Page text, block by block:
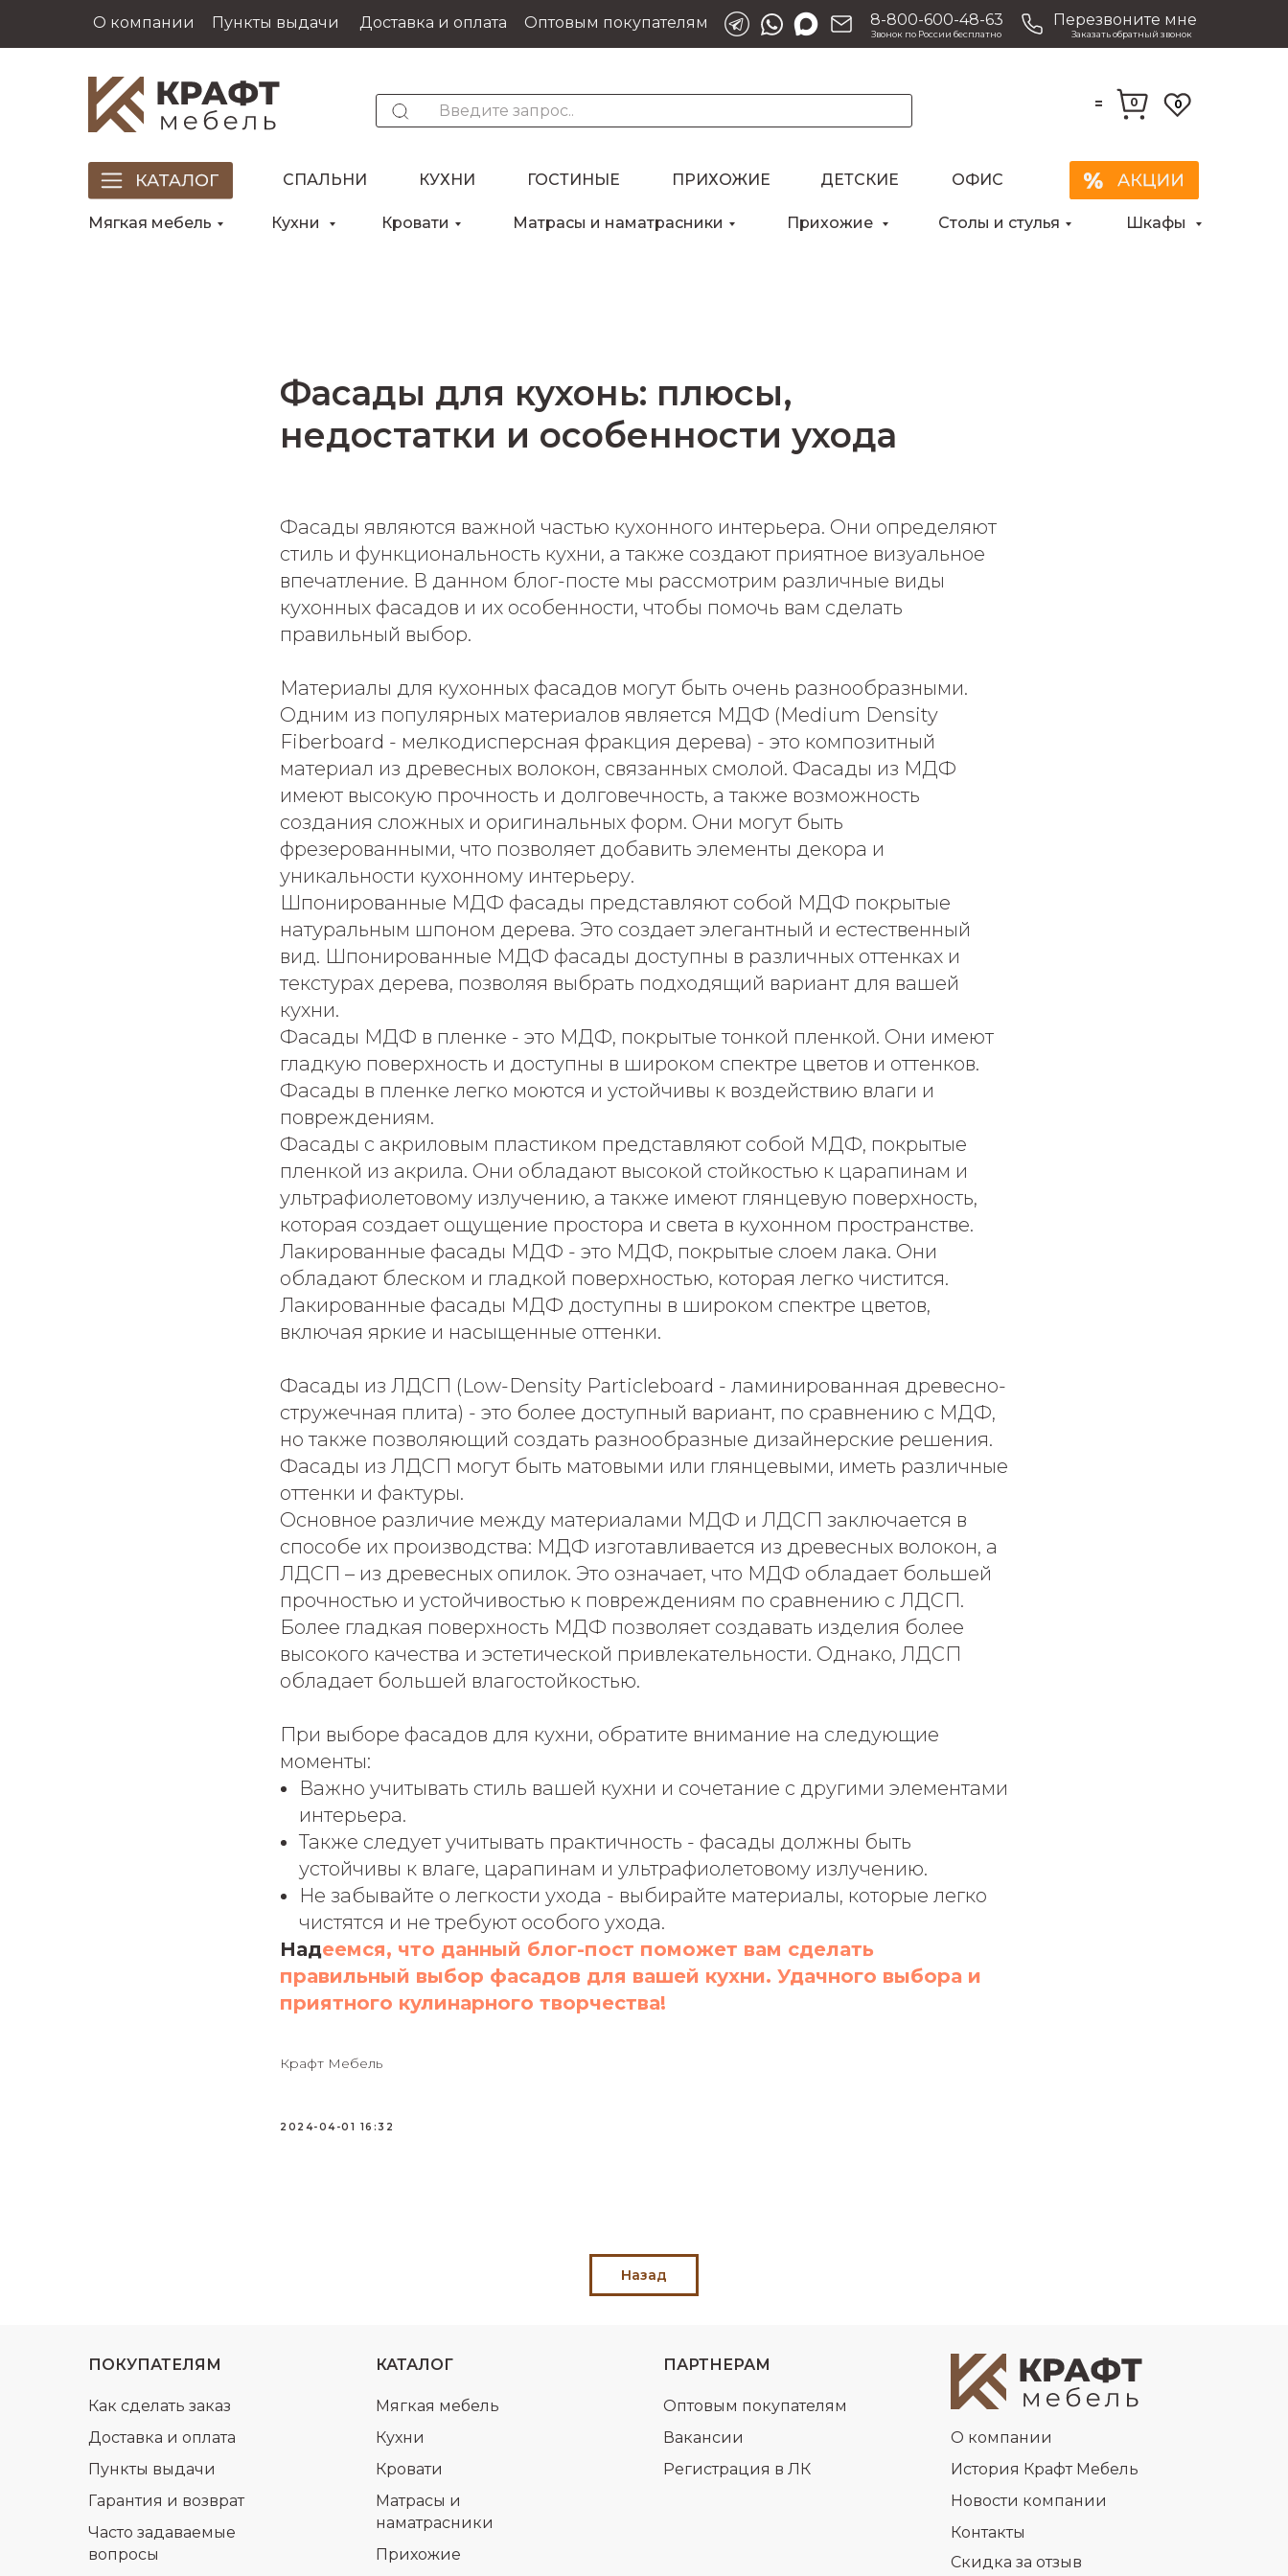
О компании Доставка и оплата Оптовым покупателям
Пункты выдачи 8-800-600-48-63
Звонок по России бесплатно
Перезвоните мне
Заказать обратный звонок
= 0 0
ДЕТСКИЕ
СПАЛЬНИ КУХНИ ГОСТИНЫЕ ПРИХОЖИЕ ОФИС
Кровати
Кухни
Мягкая мебель Прихожие Столы и стулья Шкафы
Матрасы и наматрасники
Фасады для кухонь: плюсы,
недостатки и особенности ухода
Фасады являются важной частью кухонного интерьера. Они определяют
стиль и функциональность кухни, а также создают приятное визуальное
впечатление. В данном блог-посте мы рассмотрим различные виды
кухонных фасадов и их особенности, чтобы помочь вам сделать
правильный выбор.
Материалы для кухонных фасадов могут быть очень разнообразными.
Одним из популярных материалов является МДФ (Medium Density
Fiberboard - мелкодисперсная фракция дерева) - это композитный
материал из древесных волокон, связанных смолой. Фасады из МДФ
имеют высокую прочность и долговечность, а также возможность
создания сложных и оригинальных форм. Они могут быть
фрезерованными, что позволяет добавить элементы декора и
уникальности кухонному интерьеру.
Шпонированные МДФ фасады представляют собой МДФ покрытые
натуральным шпоном дерева. Это создает элегантный и естественный
вид. Шпонированные МДФ фасады доступны в различных оттенках и
текстурах дерева, позволяя выбрать подходящий вариант для вашей
кухни.
Фасады МДФ в пленке - это МДФ, покрытые тонкой пленкой. Они имеют
гладкую поверхность и доступны в широком спектре цветов и оттенков.
Фасады в пленке легко моются и устойчивы к воздействию влаги и
повреждениям.
Фасады с акриловым пластиком представляют собой МДФ, покрытые
пленкой из акрила. Они обладают высокой стойкостью к царапинам и
ультрафиолетовому излучению, а также имеют глянцевую поверхность,
которая создает ощущение простора и света в кухонном пространстве.
Лакированные фасады МДФ - это МДФ, покрытые слоем лака. Они
обладают блеском и гладкой поверхностью, которая легко чистится.
Лакированные фасады МДФ доступны в широком спектре цветов,
включая яркие и насыщенные оттенки.
Фасады из ЛДСП (Low-Density Particleboard - ламинированная древесно-
стружечная плита) - это более доступный вариант, по сравнению с МДФ,
но также позволяющий создать разнообразные дизайнерские решения.
Фасады из ЛДСП могут быть матовыми или глянцевыми, иметь различные
оттенки и фактуры.
Основное различие между материалами МДФ и ЛДСП заключается в
способе их производства: МДФ изготавливается из древесных волокон, а
ЛДСП – из древесных опилок. Это означает, что МДФ обладает большей
прочностью и устойчивостью к повреждениям по сравнению с ЛДСП.
Более гладкая поверхность МДФ позволяет создавать изделия более
высокого качества и эстетической привлекательности. Однако, ЛДСП
обладает большей влагостойкостью.
При выборе фасадов для кухни, обратите внимание на следующие
моменты:
Важно учитывать стиль вашей кухни и сочетание с другими элементами
интерьера.
Также следует учитывать практичность - фасады должны быть
устойчивы к влаге, царапинам и ультрафиолетовому излучению.
Не забывайте о легкости ухода - выбирайте материалы, которые легко
чистятся и не требуют особого ухода.
Надеемся, что данный блог-пост поможет вам сделать
правильный выбор фасадов для вашей кухни. Удачного выбора и
приятного кулинарного творчества!
Крафт Мебель
2024-04-01 16:32
Назад
ПАРТНЕРАМ
Регистрация в ЛК
Оптовым покупателям
Вакансии
КАТАЛОГ
Кухни
Мягкая мебель
Кровати
Матрасы и
наматрасники
Прихожие
ПОКУПАТЕЛЯМ
Доставка и оплата
Часто задаваемые
вопросы
Гарантия и возврат
Пункты выдачи
Как сделать заказ
О компании
История Крафт Мебель
Новости компании
Контакты
Скидка за отзыв